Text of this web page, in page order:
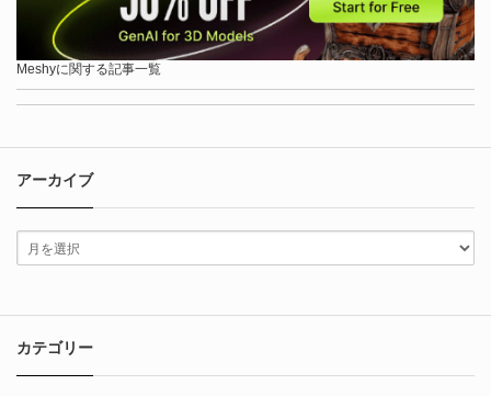
Meshyに関する記事一覧
アーカイブ
カテゴリー